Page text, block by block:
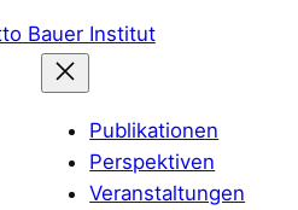
Publikationen
Perspektiven
Veranstaltungen